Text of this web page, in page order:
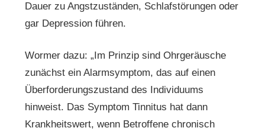
Dauer zu Angstzuständen, Schlafstörungen oder
gar Depression führen.
Wormer dazu: „Im Prinzip sind Ohrgeräusche
zunächst ein Alarmsymptom, das auf einen
Überforderungszustand des Individuums
hinweist. Das Symptom Tinnitus hat dann
Krankheitswert, wenn Betroffene chronisch